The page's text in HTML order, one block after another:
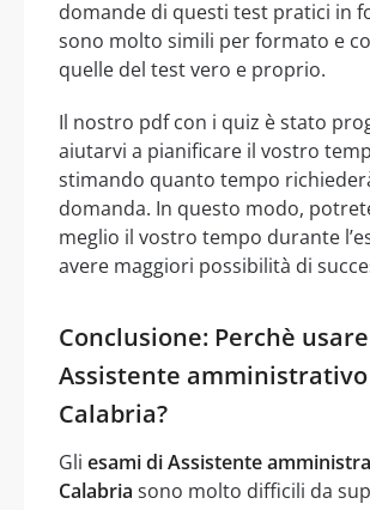
domande di questi test pratici in
sono molto simili per formato e
quelle del test vero e proprio.
Il nostro pdf con i quiz è stato
aiutarvi a pianificare il vostro
stimando quanto tempo
domanda. In questo modo,
meglio il vostro tempo durante
avere maggiori possibilità di
Conclusione: Perchè
Assistente amministrativo
Calabria?
Gli esami di Assistente
Calabria sono molto difficili da